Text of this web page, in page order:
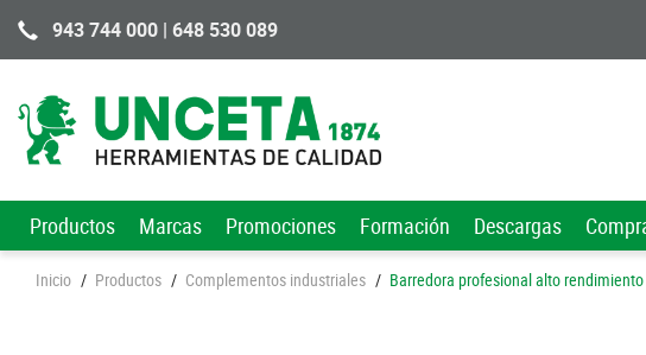
943 744 000 | 648 530 089
Productos Marcas Promociones Formación Descargas
Inicio / Productos / Complementos industriales / Barredora profesional alto